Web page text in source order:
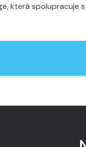
která spolupracuje